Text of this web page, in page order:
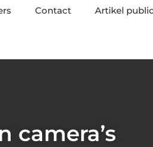
Contact Artikel
camera’s